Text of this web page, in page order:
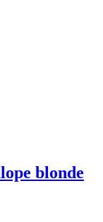
blonde